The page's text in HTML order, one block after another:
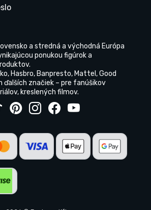
a stredná a východná Európa
ponukou figúrok a
Hasbro, Banpresto, Mattel, Good
ďalších značiek – pre fanúšikov
kreslených filmov.